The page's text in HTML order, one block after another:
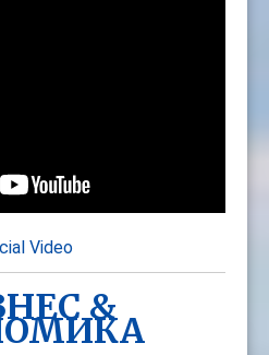
Video
&